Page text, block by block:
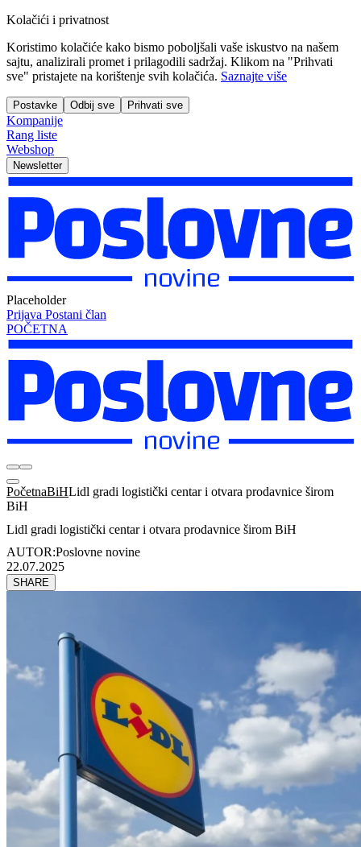
Kolačići i privatnost
Koristimo kolačiće kako bismo poboljšali vaše iskustvo na našem
sajtu, analizirali promet i prilagodili sadržaj. Klikom na "Prihvati
sve" pristajete na korištenje svih kolačića. Saznajte više
Postavke Odbij sve Prihvati sve
Kompanije
Rang liste
Webshop
Newsletter
Placeholder
Prijava Postani član
POČETNA
PočetnaBiHLidl gradi logistički centar i otvara prodavnice širom
BiH
Lidl gradi logistički centar i otvara prodavnice širom BiH
AUTOR:Poslovne novine
22.07.2025
SHARE